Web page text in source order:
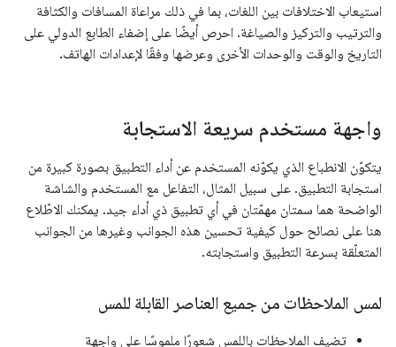
استيعاب الاختلافات بين اللغات، بما في ذلك مراعاة المسافات والكثافة
والترتيب والتركيز والصياغة. احرص أيضًا على إضفاء الطابع الدولي على
التاريخ والوقت والوحدات الأخرى وعرضها وفقًا لإعدادات الهاتف.
واجهة مستخدم سريعة الاستجابة
يتكوّن الانطباع الذي يكوّنه المستخدم عن أداء التطبيق بصورة كبيرة من
استجابة التطبيق. على سبيل المثال، التفاعل مع المستخدم والشاشة
الواضحة هما سمتان مهمّتان في أي تطبيق ذي أداء جيد. يمكنك الاطّلاع
هنا على نصائح حول كيفية تحسين هذه الجوانب وغيرها من الجوانب
المتعلّقة بسرعة التطبيق واستجابته.
لمس الملاحظات من جميع العناصر القابلة للمس
تضيف الملاحظات باللمس شعورًا ملموسًا على واجهة